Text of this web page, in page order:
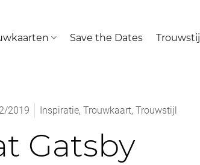
Save the Dates Trouwstijl
2019 Inspiratie, Trouwkaart, Trouwstijl
Gatsby